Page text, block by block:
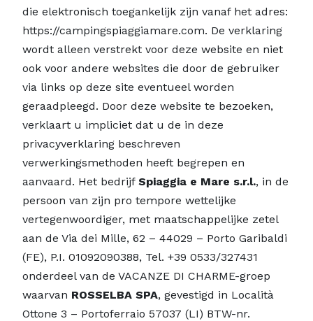
die elektronisch toegankelijk zijn vanaf het adres:
https://campingspiaggiamare.com. De verklaring
wordt alleen verstrekt voor deze website en niet
ook voor andere websites die door de gebruiker
via links op deze site eventueel worden
geraadpleegd. Door deze website te bezoeken,
verklaart u impliciet dat u de in deze
privacyverklaring beschreven
verwerkingsmethoden heeft begrepen en
aanvaard. Het bedrijf Spiaggia e Mare s.r.l., in de
persoon van zijn pro tempore wettelijke
vertegenwoordiger, met maatschappelijke zetel
aan de Via dei Mille, 62 – 44029 – Porto Garibaldi
(FE), P.I. 01092090388, Tel. +39 0533/327431
onderdeel van de VACANZE DI CHARME-groep
waarvan ROSSELBA SPA, gevestigd in Località
Ottone 3 – Portoferraio 57037 (LI) BTW-nr.